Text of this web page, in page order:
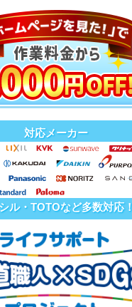
対応メーカー
ル・TOTOなど多数対応！